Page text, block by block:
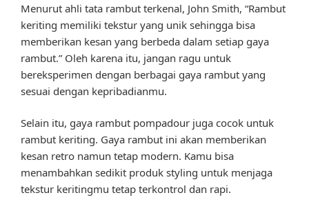
Menurut ahli tata rambut terkenal, John Smith, “Rambut
keriting memiliki tekstur yang unik sehingga bisa
memberikan kesan yang berbeda dalam setiap gaya
rambut.” Oleh karena itu, jangan ragu untuk
bereksperimen dengan berbagai gaya rambut yang
sesuai dengan kepribadianmu.
Selain itu, gaya rambut pompadour juga cocok untuk
rambut keriting. Gaya rambut ini akan memberikan
kesan retro namun tetap modern. Kamu bisa
menambahkan sedikit produk styling untuk menjaga
tekstur keritingmu tetap terkontrol dan rapi.